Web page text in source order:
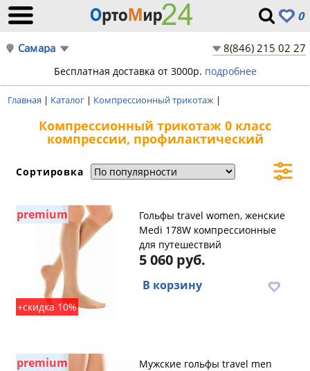
0
Самара 8(846) 215 02 27
Бесплатная доставка от 3000р. подробнее
Главная | Каталог | Компрессионный трикотаж |
Компрессионный трикотаж 0 класс
компрессии, профилактический
Сортировка
premium
+скидка 10%
Гольфы travel women, женские
Medi 178W компрессионные
для путешествий
5 060 руб.
В корзину
premium
Мужские гольфы travel men